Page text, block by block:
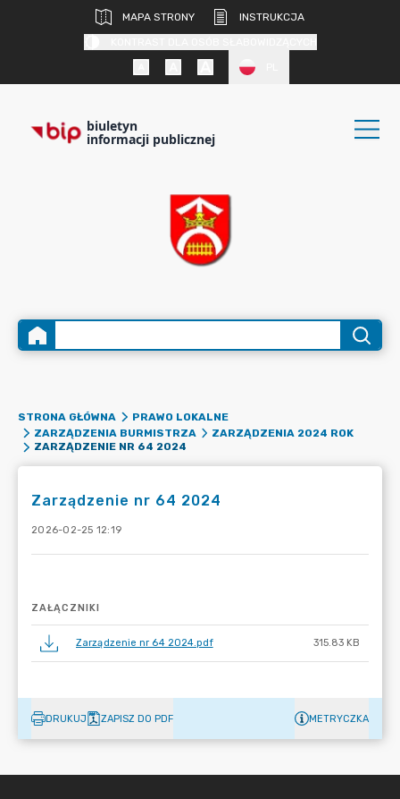
MAPA STRONY
INSTRUKCJA
biuletyn
informacji publicznej
STRONA GŁÓWNA
PRAWO LOKALNE
ZARZĄDZENIA BURMISTRZA
ZARZĄDZENIA 2024 ROK
ZARZĄDZENIE NR 64 2024
Zarządzenie nr 64 2024
2026-02-25 12:19
ZAŁĄCZNIKI
Zarządzenie nr 64 2024.pdf 315.83 KB
DRUKUJ ZAPISZ DO PDF METRYCZKA